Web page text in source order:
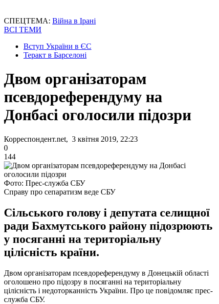
СПЕЦТЕМА: Війна в Ірані
ВСІ ТЕМИ
Вступ України в ЄС
Теракт в Барселоні
Двом організаторам
псевдореферендуму на
Донбасі оголосили підозри
Корреспондент.net, 3 квітня 2019, 22:23
0
144
Фото: Прес-служба СБУ
Справу про сепаратизм веде СБУ
Сільського голову і депутата селищної
ради Бахмутського району підозрюють
у посяганні на територіальну
цілісність країни.
Двом організаторам псевдореферендуму в Донецькій області
оголошено про підозру в посяганні на територіальну
цілісність і недоторканність України. Про це повідомляє прес-
служба СБУ.